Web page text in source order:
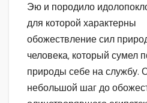
Эю и породило
для которой характерны
обожествление сил
человека, который сумел
природы себе на службу.
небольшой шаг до